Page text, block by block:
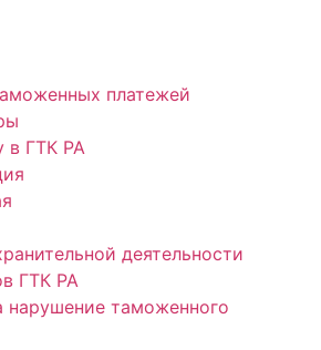
платежей
в ГТК РА
деятельности
ГТК РА
нарушение таможенного